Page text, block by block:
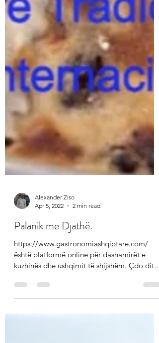
Alexander Ziso
Palanik me Djathë.
është platformë online për dashamirët e